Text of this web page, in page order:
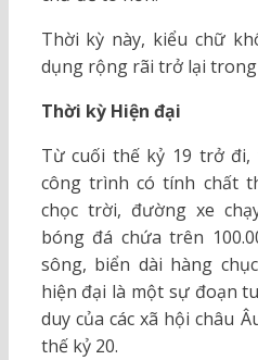
Thời kỳ này, kiểu chữ
dụng rộng rãi trở lại
Thời kỳ Hiện đại
Từ cuối thế kỷ 19 trở
công trình có tính chất
chọc trời, đường xe
bóng đá chứa trên
sông, biển dài hàng
hiện đại là một sự đoạn
duy của các xã hội châu
thế kỷ 20.